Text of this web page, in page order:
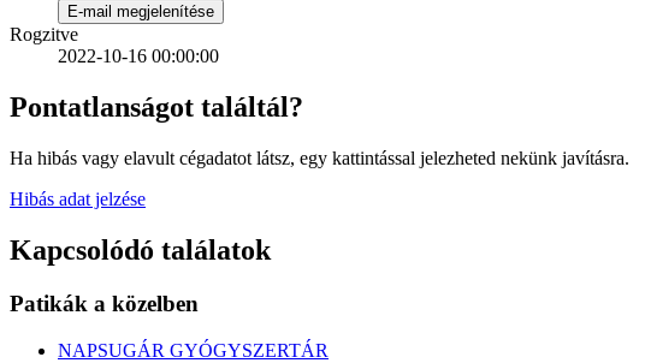
E-mail megjelenítése
Rogzitve
2022-10-16 00:00:00
Pontatlanságot találtál?
Ha hibás vagy elavult cégadatot látsz, egy kattintással jelezheted nekünk javításra.
Hibás adat jelzése
Kapcsolódó találatok
Patikák a közelben
NAPSUGÁR GYÓGYSZERTÁR